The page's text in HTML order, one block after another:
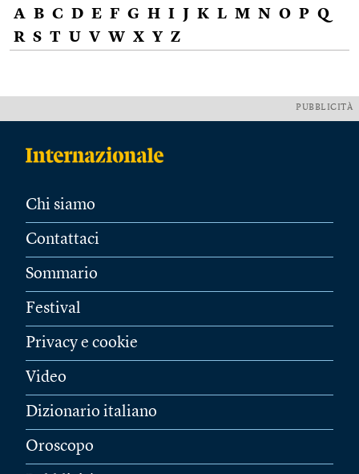
A B C D E F G H I J K L M N O P Q
R S T U V W X Y Z
PUBBLICITÀ
Chi siamo
Contattaci
Sommario
Festival
Privacy e cookie
Video
Dizionario italiano
Oroscopo